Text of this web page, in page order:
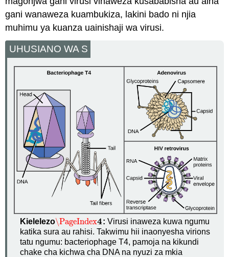
gani wanaweza kuambukiza, lakini bado ni njia
muhimu ya kuanza uainishaji wa virusi.
UHUSIANO WA S
Kielelezo\PageIndex4
\PageIndex4 : Virusi inaweza kuwa ngumu
katika sura au rahisi. Takwimu hii inaonyesha virions
tatu ngumu: bacteriophage T4, pamoja na kikundi
chake cha kichwa cha DNA na nyuzi za mkia